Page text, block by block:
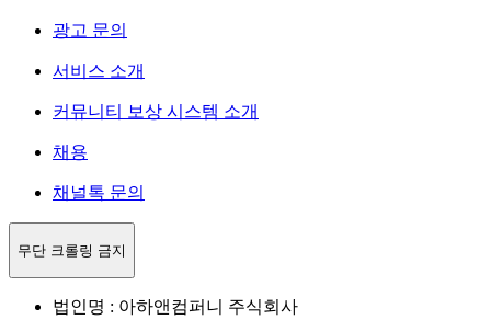
광고 문의
서비스 소개
커뮤니티 보상 시스템 소개
채용
채널톡 문의
무단 크롤링 금지
법인명 : 아하앤컴퍼니 주식회사